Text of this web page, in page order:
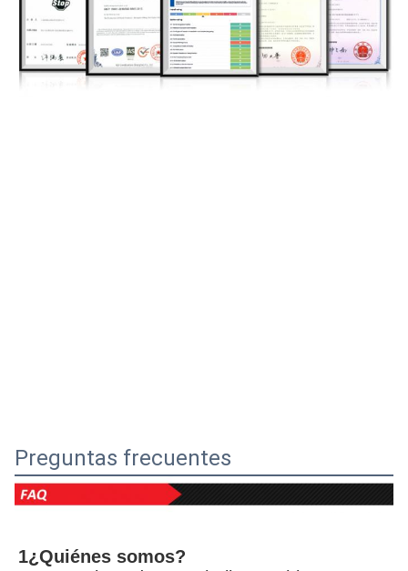
Preguntas frecuentes
1¿Quiénes somos?